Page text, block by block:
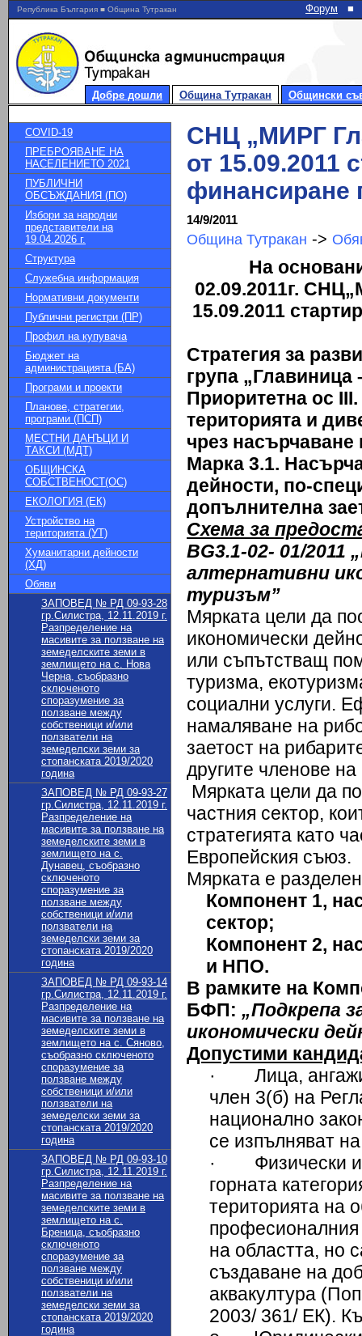
Република България ■ Община Тутракан Форум ■
Добре дошли Община Тутракан Общински
COVID-19
ПРЕБРОЯВАНЕ НА
НАСЕЛЕНИЕТО 2021
ПУБЛИЧНИ
ОБСЪЖДАНИЯ (ПО)
Избори за народни
представители на
19.04.2026 г.
Структура
Служебна информация
Нормативни документи
Публични регистри (ПР)
Профил на купувача
Бюджет на
администрацията (БА)
Програми и проекти
Планове, стратегии,
програми (ПСП)
МЕСТНИ ДАНЪЦИ И
ТАКСИ (МДТ)
ОБЩИНСКА
СОБСТВЕНОСТ(ОС)
ЕКОЛОГИЯ (ЕК)
Устройство на
територията (УТ)
Хуманитарни дейности
(ХД)
Обяви
ЗАПОВЕД № РД 09-93-28
гр.Силистра, 12.11.2019 г.
Разпределение на
масивите за ползване на
земеделските земи в
землището на с. Нова
Черна, съобразно
сключеното
споразумение за
ползване между
собственици и/или
ползватели на
земеделски земи за
стопанската 2019/2020
година
ЗАПОВЕД № РД 09-93-27
гр.Силистра, 12.11.2019 г.
Разпределение на
масивите за ползване на
земеделските земи в
землището на с.
Дунавец, съобразно
сключеното
споразумение за
ползване между
собственици и/или
ползватели на
земеделски земи за
стопанската 2019/2020
година
ЗАПОВЕД № РД 09-93-14
гр.Силистра, 12.11.2019 г.
Разпределение на
масивите за ползване на
земеделските земи в
землището на с. Сяново,
съобразно сключеното
споразумение за
ползване между
собственици и/или
ползватели на
земеделски земи за
стопанската 2019/2020
година
ЗАПОВЕД № РД 09-93-10
гр.Силистра, 12.11.2019 г.
Разпределение на
масивите за ползване на
земеделските земи в
землището на с.
Бреница, съобразно
сключеното
споразумение за
ползване между
собственици и/или
ползватели на
земеделски земи за
стопанската 2019/2020
година
СНЦ „МИРГ
от 15.09.2011
финансиране
14/9/2011
Община Тутракан ->
На
02.09.2011г. СНЦ
15.09.2011
Стратегия за
група „Главиница
Приоритетна ос
територията и
чрез
Марка 3.1.
дейности, по-
допълнителна
Схема за
BG3.1-02- 01/2011
алтернативни
туризъм”
Мярката цели да
икономически
или съпътстващ
туризма,
социални услуги.
намаляване на
заетост на
другите членове
Мярката цели да
частния сектор,
стратегията като
Европейския съюз.
Мярката е
Компонент 1,
сектор;
Компонент 2,
и НПО.
В рамките на
БФП: „Подкрепа
икономически
Допустими
· Лица,
член 3(б) на
национално
се изпълняват
· Физически
горната
територията на
професионалния
на областта, но
създаване на
аквакултура
2003/ 361/ ЕК).